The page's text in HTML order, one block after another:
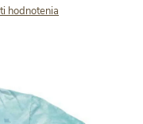
hodnotenia